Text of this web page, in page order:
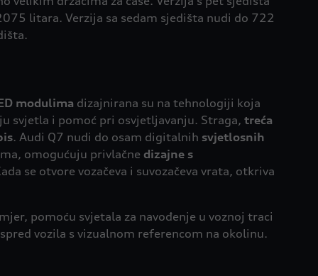
litara. Verzija sa sedam sjedišta nudi do 722
modulima dizajnirana su na tehnologiji koja
svjetla i pomoć pri osvjetljavanju. Straga, treća
. Audi Q7 nudi do osam digitalnih svjetlosnih
omogućuju privlačne dizajne s
se otvore vozačeva i suvozačeva vrata, otkriva
pomoću svjetala za navođenje u voznoj traci
vozila s vizualnom referencom na okolinu.